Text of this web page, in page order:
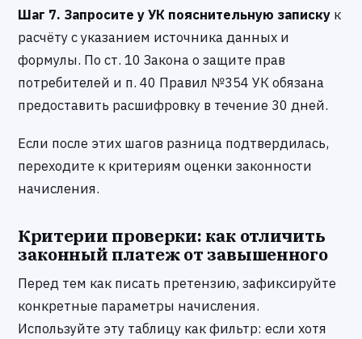
Шаг 7. Запросите у УК пояснительную записку к
расчёту с указанием источника данных и
формулы. По ст. 10 Закона о защите прав
потребителей и п. 40 Правил №354 УК обязана
предоставить расшифровку в течение 30 дней.
Если после этих шагов разница подтвердилась,
переходите к критериям оценки законности
начисления.
Критерии проверки: как отличить
законный платеж от завышенного
Перед тем как писать претензию, зафиксируйте
конкретные параметры начисления.
Используйте эту таблицу как фильтр: если хотя